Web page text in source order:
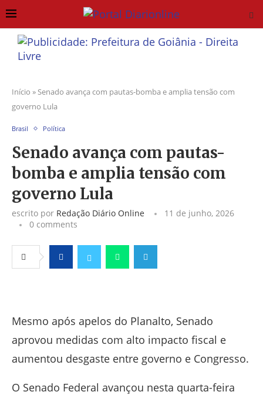
Início »Senado avança com pautas-bomba e amplia tensão com
governo Lula
Brasil Política
Senado avança com pautas-
bomba e amplia tensão com
governo Lula
escrito por Redação Diário Online
11 de junho, 2026
0 comments
Mesmo após apelos do Planalto, Senado
aprovou medidas com alto impacto fiscal e
aumentou desgaste entre governo e Congresso.
O Senado Federal avançou nesta quarta-feira